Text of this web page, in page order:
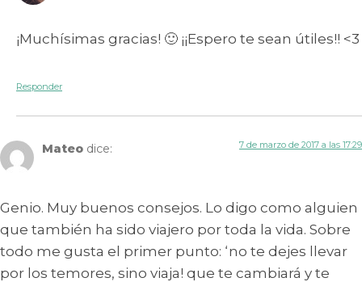
¡Muchísimas gracias! 🙂 ¡¡Espero te sean útiles!! <3
Responder
Mateo dice: 7 de marzo de 2017 a las 17:29
Genio. Muy buenos consejos. Lo digo como alguien
que también ha sido viajero por toda la vida. Sobre
todo me gusta el primer punto: ‘no te dejes llevar
por los temores, sino viaja! que te cambiará y te